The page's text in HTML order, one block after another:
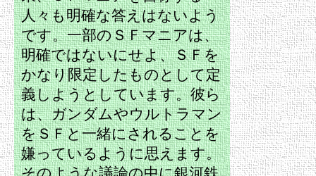
人々も明確な答えはないよう
です。一部のＳＦマニアは、
明確ではないにせよ、ＳＦを
かなり限定したものとして定
義しようとしています。彼ら
は、ガンダムやウルトラマン
をＳＦと一緒にされることを
嫌っているように思えます。